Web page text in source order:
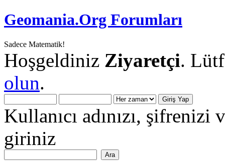
Geomania.Org Forumları
Sadece Matematik!
Hoşgeldiniz Ziyaretçi.
olun.
Kullanıcı adınızı,
giriniz